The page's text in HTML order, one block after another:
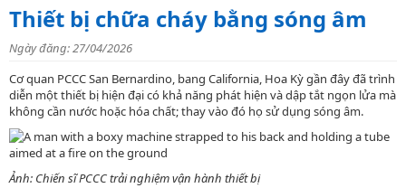
Thiết bị chữa cháy bằng sóng âm
Ngày đăng: 27/04/2026
Cơ quan PCCC San Bernardino, bang California, Hoa Kỳ gần đây đã trình
diễn một thiết bị hiện đại có khả năng phát hiện và dập tắt ngọn lửa mà
không cần nước hoặc hóa chất; thay vào đó họ sử dụng sóng âm.
Ảnh: Chiến sĩ PCCC trải nghiệm vận hành thiết bị